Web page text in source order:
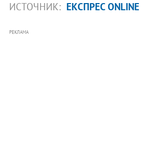
ИСТОЧНИК: ЕКСПРЕС ONLINE
РЕКЛАМА